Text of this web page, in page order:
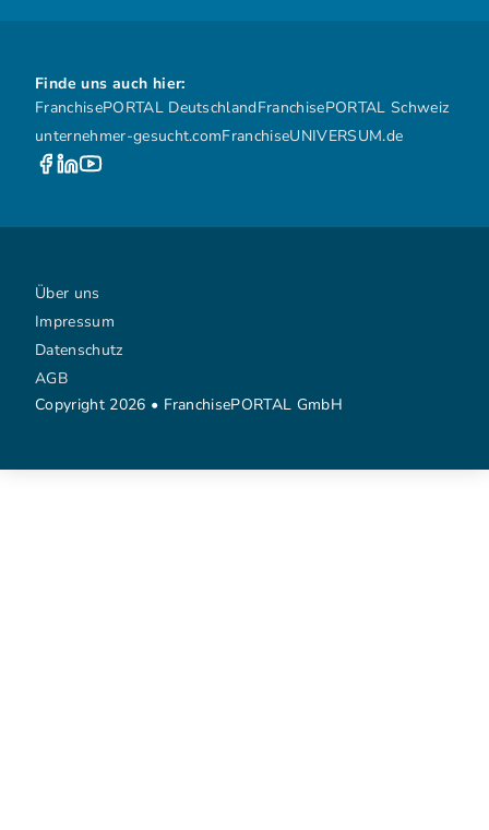
Finde uns auch hier:
FranchisePORTAL DeutschlandFranchisePORTAL Schweiz
unternehmer-gesucht.comFranchiseUNIVERSUM.de
Copyright 2026 • FranchisePORTAL GmbH
Über uns
Impressum
Datenschutz
AGB